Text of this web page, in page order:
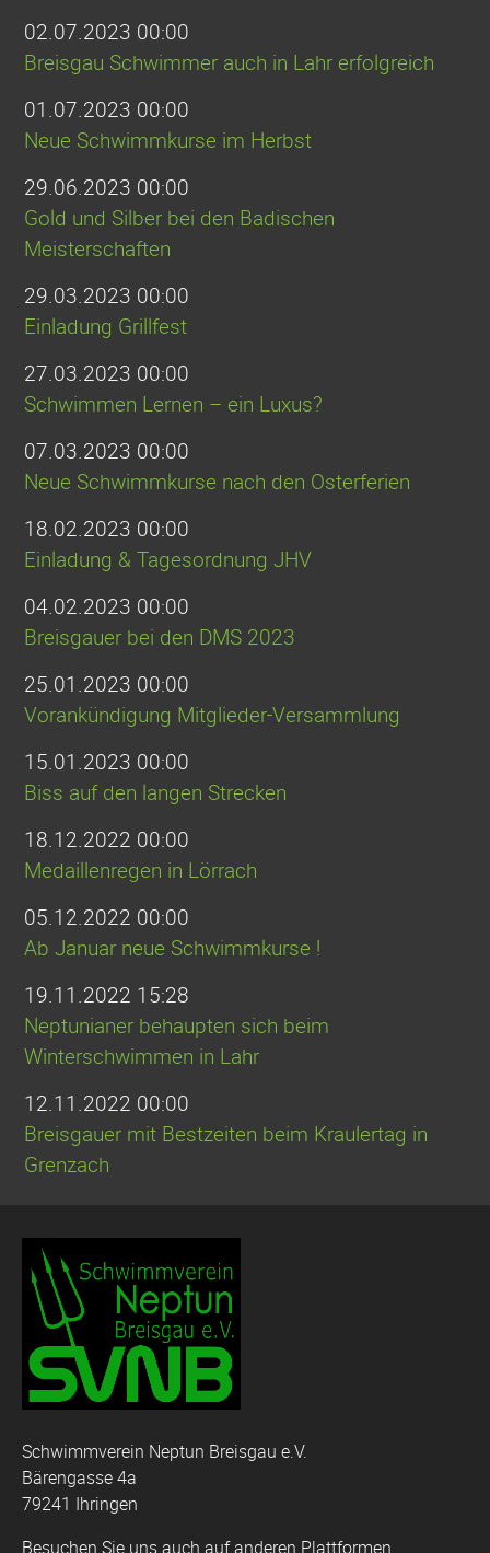
02.07.2023 00:00
Breisgau Schwimmer auch in Lahr erfolgreich
01.07.2023 00:00
Neue Schwimmkurse im Herbst
29.06.2023 00:00
Gold und Silber bei den Badischen
Meisterschaften
29.03.2023 00:00
Einladung Grillfest
27.03.2023 00:00
Schwimmen Lernen – ein Luxus?
07.03.2023 00:00
Neue Schwimmkurse nach den Osterferien
18.02.2023 00:00
Einladung & Tagesordnung JHV
04.02.2023 00:00
Breisgauer bei den DMS 2023
25.01.2023 00:00
Vorankündigung Mitglieder-Versammlung
15.01.2023 00:00
Biss auf den langen Strecken
18.12.2022 00:00
Medaillenregen in Lörrach
05.12.2022 00:00
Ab Januar neue Schwimmkurse !
19.11.2022 15:28
Neptunianer behaupten sich beim
Winterschwimmen in Lahr
12.11.2022 00:00
Breisgauer mit Bestzeiten beim Kraulertag in
Grenzach
Schwimmverein Neptun Breisgau e.V.
Bärengasse 4a
79241 Ihringen
Besuchen Sie uns auch auf anderen Plattformen